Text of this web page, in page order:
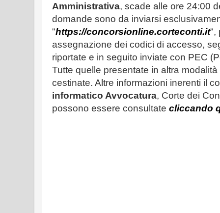
Amministrativa, scade alle ore 24:00
domande sono da inviarsi
"https://concorsionline.corteconti.it",
assegnazione dei codici di accesso,
riportate e in seguito inviate con PEC
Tutte quelle presentate in altra
cestinate. Altre informazioni inerenti il
informatico Avvocatura, Corte dei
possono essere consultate cliccando